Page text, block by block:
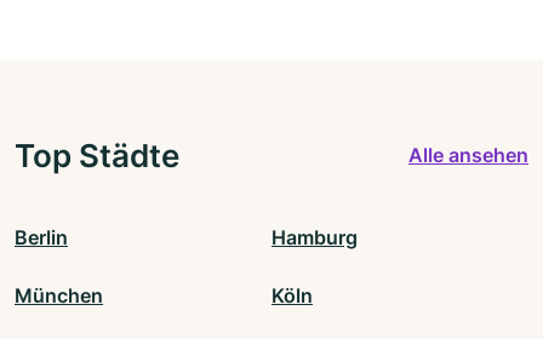
Top Städte Alle ansehen
Berlin Hamburg
München Köln